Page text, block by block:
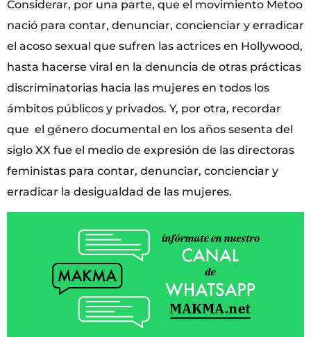
Considerar, por una parte, que el movimiento Metoo
nació para contar, denunciar, concienciar y erradicar
el acoso sexual que sufren las actrices en Hollywood,
hasta hacerse viral en la denuncia de otras prácticas
discriminatorias hacia las mujeres en todos los
ámbitos públicos y privados. Y, por otra, recordar
que el género documental en los años sesenta del
siglo XX fue el medio de expresión de las directoras
feministas para contar, denunciar, concienciar y
erradicar la desigualdad de las mujeres.